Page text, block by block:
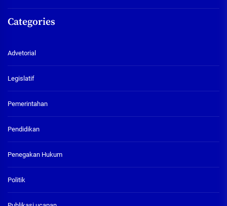
Categories
Advetorial
Legislatif
Pemerintahan
Pendidikan
Penegakan Hukum
Politik